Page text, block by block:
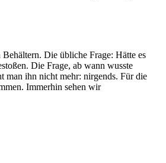
Die übliche Frage: Hätte es
Die Frage, ab wann wusste
man ihn nicht mehr: nirgends. Für die
Immerhin sehen wir